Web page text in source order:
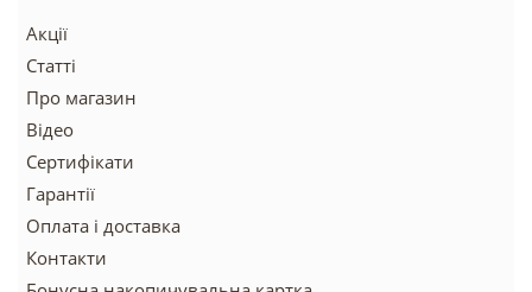
Акції
Статті
Про магазин
Відео
Сертифікати
Гарантії
Оплата і доставка
Контакти